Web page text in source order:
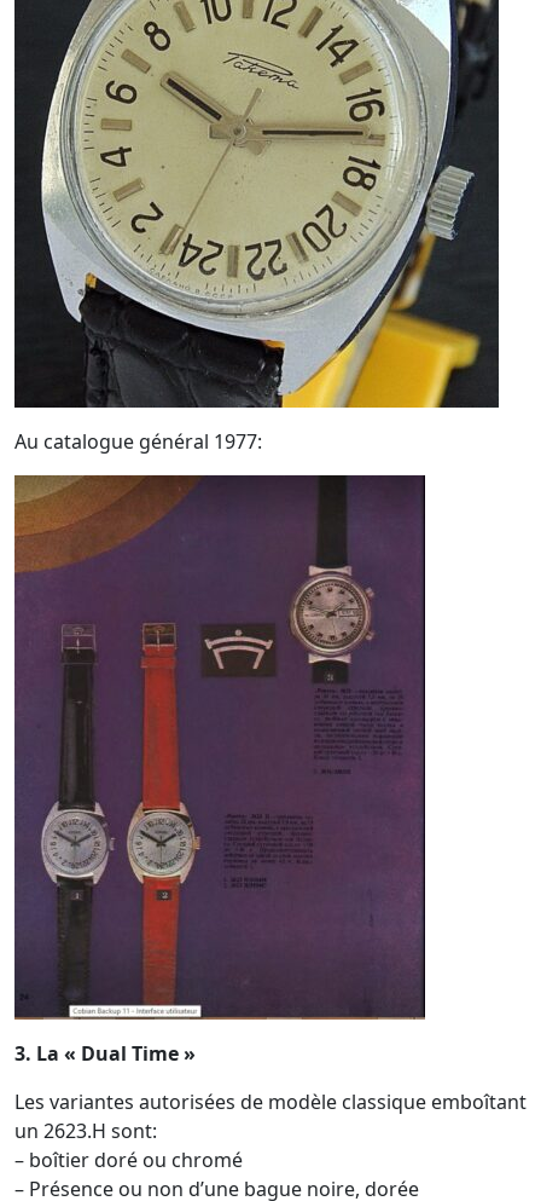
Au catalogue général 1977:
3. La « Dual Time »
Les variantes autorisées de modèle classique emboîtant
un 2623.H sont:
– boîtier doré ou chromé
– Présence ou non d’une bague noire, dorée